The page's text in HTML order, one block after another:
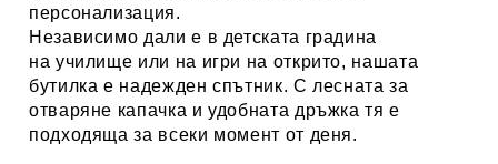
персонализация.
Независимо дали е в детската градина
на училище или на игри на открито, нашата
бутилка е надежден спътник. С лесната за
отваряне капачка и удобната дръжка тя е
подходяща за всеки момент от деня.